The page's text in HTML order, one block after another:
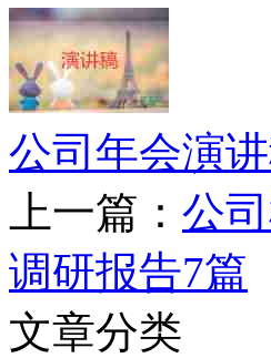
公司年会演
上一篇： 公
调研报告7篇
文章分类